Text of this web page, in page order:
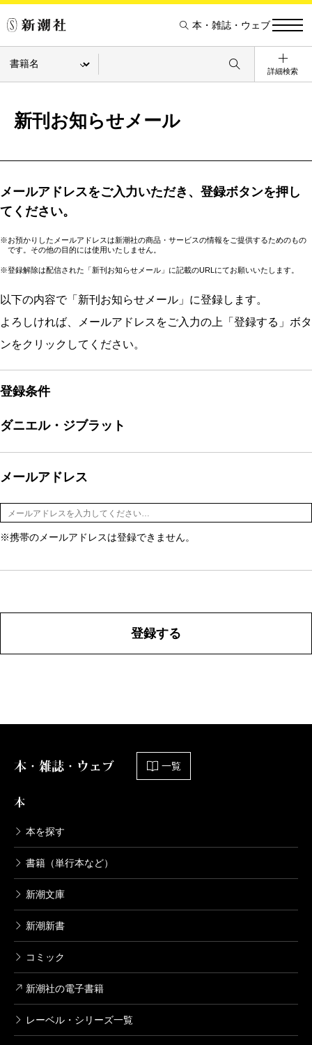
本・雑誌・ウェブ
詳細検索
新刊お知らせメール
メールアドレスをご入力いただき、登録ボタンを押し
てください。
※お預かりしたメールアドレスは新潮社の商品・サービスの情報をご提供するためのもの
です。その他の目的には使用いたしません。
※登録解除は配信された「新刊お知らせメール」に記載のURLにてお願いいたします。
以下の内容で「新刊お知らせメール」に登録します。
よろしければ、メールアドレスをご入力の上「登録する」ボタ
ンをクリックしてください。
登録条件
ダニエル・ジブラット
メールアドレス
※携帯のメールアドレスは登録できません。
登録する
本・雑誌・ウェブ 一覧
本
本を探す
書籍（単行本など）
新潮文庫
新潮新書
コミック
新潮社の電子書籍
レーベル・シリーズ一覧